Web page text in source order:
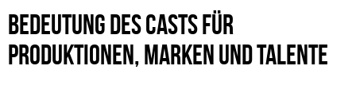
BEDEUTUNG DES CASTS FÜR
PRODUKTIONEN, MARKEN UND TALENTE